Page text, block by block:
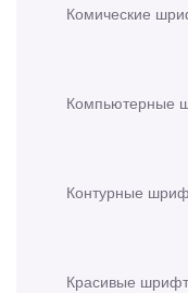
Комические
Компьютерные
Контурные
Красивые